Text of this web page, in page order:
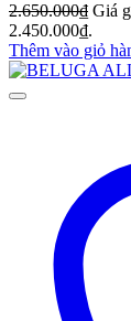
2.650.000₫ Giá
2.450.000₫.
Thêm vào giỏ